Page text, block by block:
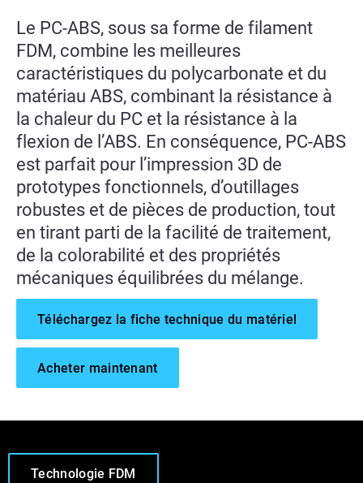
Le PC-ABS, sous sa forme de filament
FDM, combine les meilleures
caractéristiques du polycarbonate et du
matériau ABS, combinant la résistance à
la chaleur du PC et la résistance à la
flexion de l’ABS. En conséquence, PC-ABS
est parfait pour l’impression 3D de
prototypes fonctionnels, d’outillages
robustes et de pièces de production, tout
en tirant parti de la facilité de traitement,
de la colorabilité et des propriétés
mécaniques équilibrées du mélange.
Téléchargez la fiche technique du matériel
Acheter maintenant
Technologie FDM